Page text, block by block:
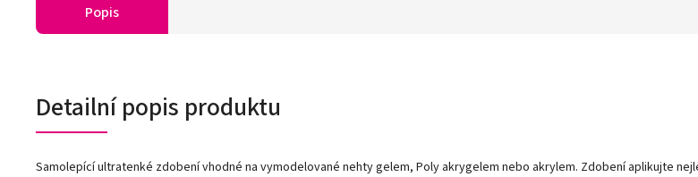
Popis
Detailní popis produktu
Samolepící ultratenké zdobení vhodné na vymodelované nehty gelem, Poly akrygelem nebo akrylem. Zdobení aplikujte